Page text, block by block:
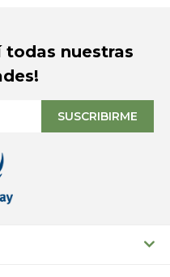
todas nuestras
SUSCRIBIRME